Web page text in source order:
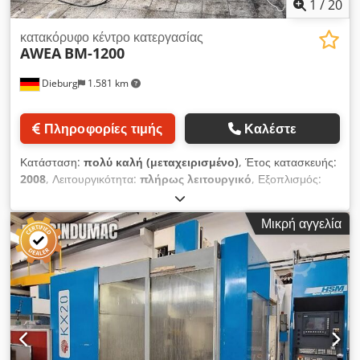
1 /20
Dieburg 1.581 km
κατακόρυφο κέντρο κατεργασίας
AWEA BM-1200
Πληροφορίες τιμής Καλέστε
Κατάσταση: πολύ καλή (μεταχειρισμένο), Έτος κατασκευής:
2008, Λειτουργικότητα: πλήρως λειτουργικό, Εξοπλισμός:
μεταφορέας ρινισμάτων, τεκμηρίωση / εγχειρίδιο
Πωλείται ένα κάθετο κέντρο κατεργασίας AWEA BM-1200 με
αριθμητικό έλεγχο (CNC), έτος κατασκευής/ημερομηνία
παραγωγής 06/2008. Το μηχάνημα είναι εξοπλισμένο με
σύστημα αριθμητικού ελέγχου Heidenhain iTNC 530 και
διαθέτει αυτόματο αλλαγέα εργαλείων με 40 θέσεις. Επιπλέον,
το μηχάνημα διαθέτει σύστημα εσωτερικής ψύξης/ψύξης μέσω
του άξονα, σύστημα ψύξης υψηλής πίεσης και μεταφορέα
γκορλιών. Τεχνικά χαρακτηριστικά/εξοπλισμός:
Κατασκευαστής: AWEA Mechatronic Co., Ltd. Μοντέλο: BM-
Μικρή αγγελία